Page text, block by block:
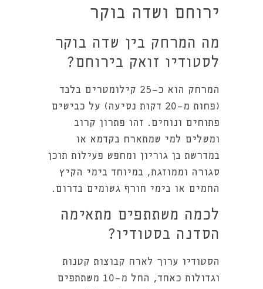
ירוחם ושדה בוקר
מה המרחק בין שדה בוקר
לסטודיו זואק בירוחם?
המרחק הוא כ-25 קילומטרים בלבד
(פחות מ-20 דקות נסיעה) על כבישים
פתוחים ונוחים. זהו פתרון קרוב
ומשלים למי שמתארח בקדמא או
במדרשת בן גוריון ומחפש פעילות תוכן
סגורה וממוזגת, במיוחד בימי הקיץ
החמים או בימי חורף גשומים בדרום.
לכמה משתתפים מתאימה
הסדנה בסטודיו?
הסטודיו ערוך לארח קבוצות קטנות
וגדולות כאחד, החל מ-10 משתתפים